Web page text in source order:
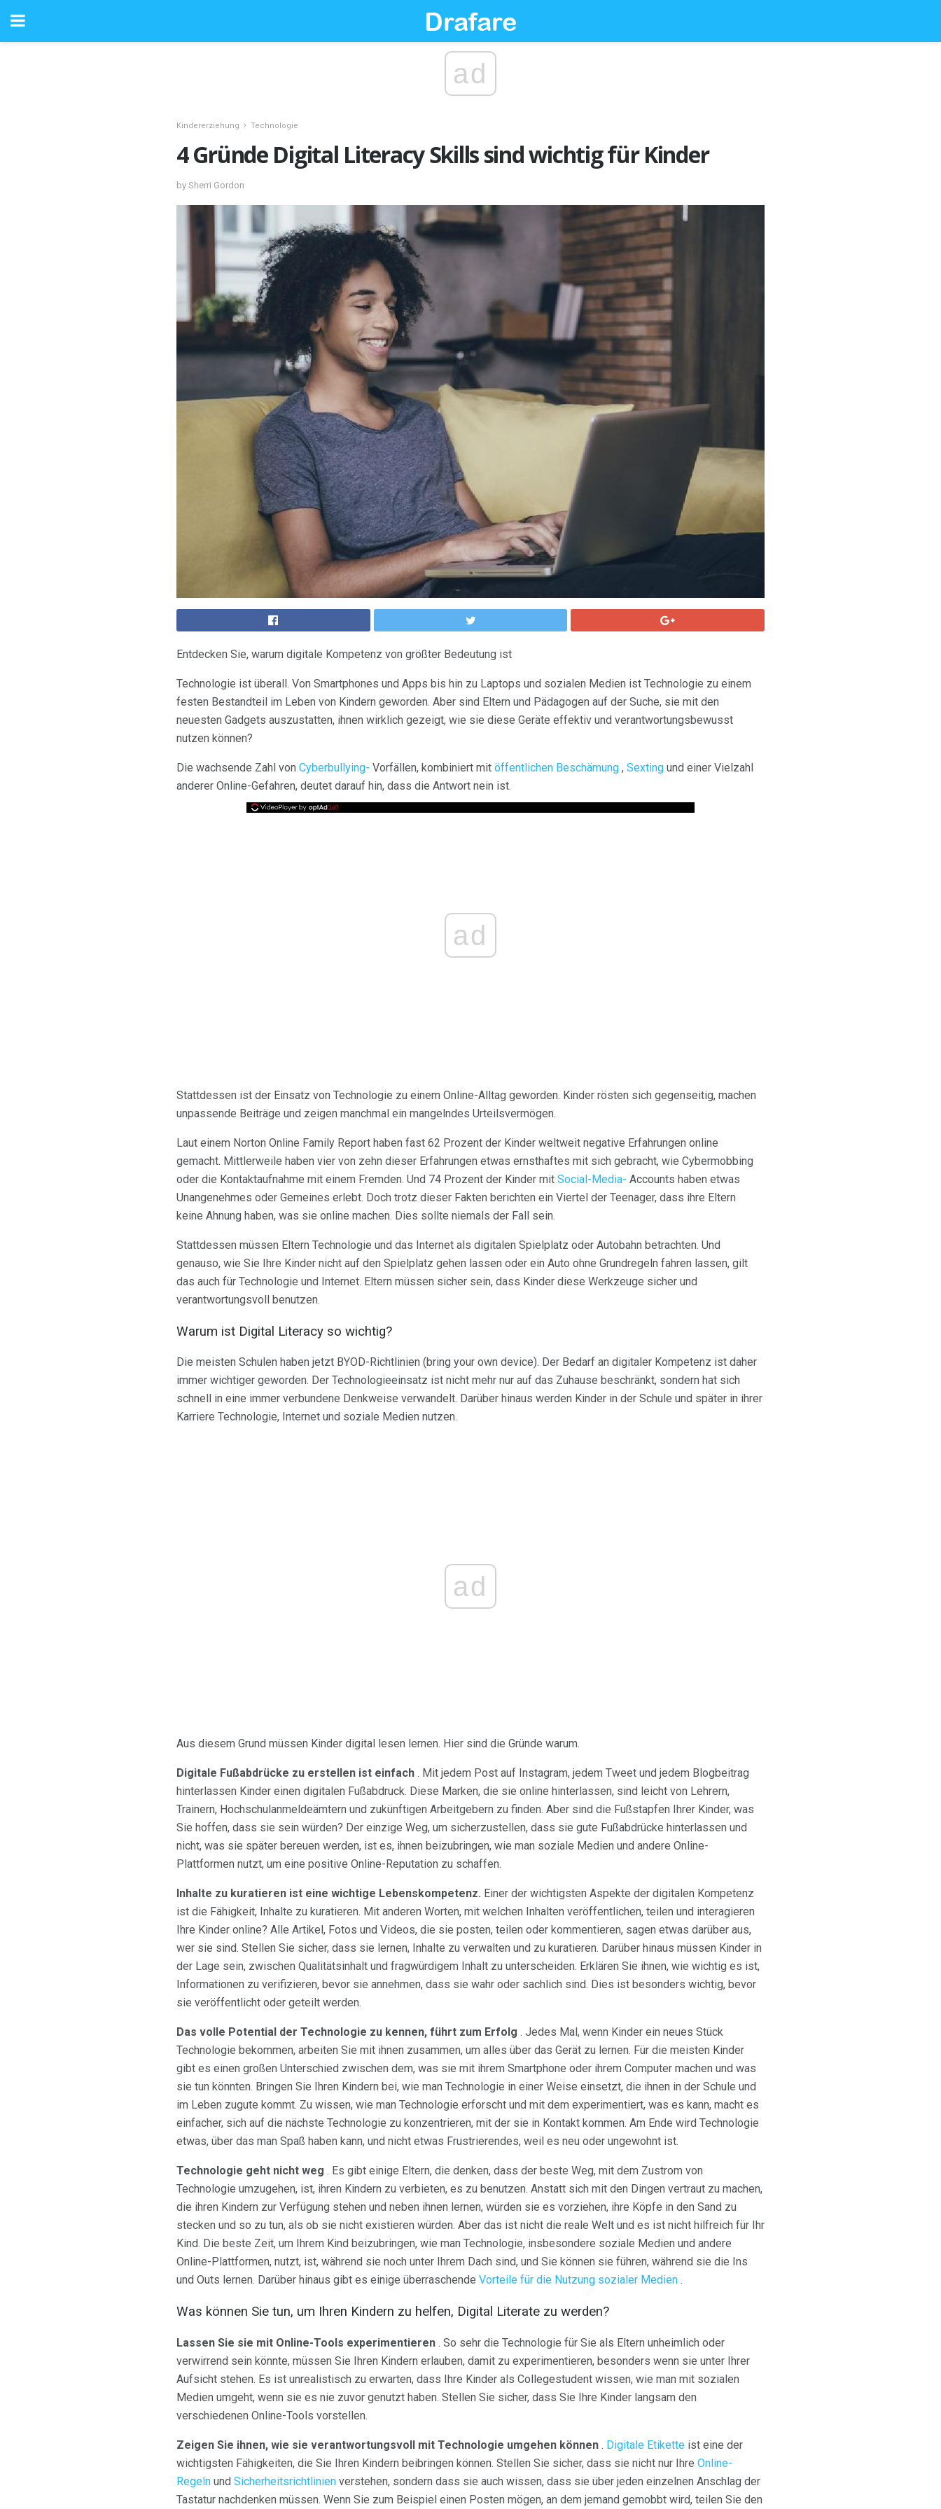
ad
Kindererziehung Technologie
4 Gründe Digital Literacy Skills sind wichtig für Kinder
by Sherri Gordon
Entdecken Sie, warum digitale Kompetenz von größter Bedeutung ist
Technologie ist überall. Von Smartphones und Apps bis hin zu Laptops und sozialen Medien ist Technologie zu einem
festen Bestandteil im Leben von Kindern geworden. Aber sind Eltern und Pädagogen auf der Suche, sie mit den
neuesten Gadgets auszustatten, ihnen wirklich gezeigt, wie sie diese Geräte effektiv und verantwortungsbewusst
nutzen können?
Die wachsende Zahl von Cyberbullying- Vorfällen, kombiniert mit öffentlichen Beschämung , Sexting und einer Vielzahl
anderer Online-Gefahren, deutet darauf hin, dass die Antwort nein ist.
ad
Stattdessen ist der Einsatz von Technologie zu einem Online-Alltag geworden. Kinder rösten sich gegenseitig, machen
unpassende Beiträge und zeigen manchmal ein mangelndes Urteilsvermögen.
Laut einem Norton Online Family Report haben fast 62 Prozent der Kinder weltweit negative Erfahrungen online
gemacht. Mittlerweile haben vier von zehn dieser Erfahrungen etwas ernsthaftes mit sich gebracht, wie Cybermobbing
oder die Kontaktaufnahme mit einem Fremden. Und 74 Prozent der Kinder mit Social-Media- Accounts haben etwas
Unangenehmes oder Gemeines erlebt. Doch trotz dieser Fakten berichten ein Viertel der Teenager, dass ihre Eltern
keine Ahnung haben, was sie online machen. Dies sollte niemals der Fall sein.
Stattdessen müssen Eltern Technologie und das Internet als digitalen Spielplatz oder Autobahn betrachten. Und
genauso, wie Sie Ihre Kinder nicht auf den Spielplatz gehen lassen oder ein Auto ohne Grundregeln fahren lassen, gilt
das auch für Technologie und Internet. Eltern müssen sicher sein, dass Kinder diese Werkzeuge sicher und
verantwortungsvoll benutzen.
Warum ist Digital Literacy so wichtig?
Die meisten Schulen haben jetzt BYOD-Richtlinien (bring your own device). Der Bedarf an digitaler Kompetenz ist daher
immer wichtiger geworden. Der Technologieeinsatz ist nicht mehr nur auf das Zuhause beschränkt, sondern hat sich
schnell in eine immer verbundene Denkweise verwandelt. Darüber hinaus werden Kinder in der Schule und später in ihrer
Karriere Technologie, Internet und soziale Medien nutzen.
ad
Aus diesem Grund müssen Kinder digital lesen lernen. Hier sind die Gründe warum.
Digitale Fußabdrücke zu erstellen ist einfach . Mit jedem Post auf Instagram, jedem Tweet und jedem Blogbeitrag
hinterlassen Kinder einen digitalen Fußabdruck. Diese Marken, die sie online hinterlassen, sind leicht von Lehrern,
Trainern, Hochschulanmeldeämtern und zukünftigen Arbeitgebern zu finden. Aber sind die Fußstapfen Ihrer Kinder, was
Sie hoffen, dass sie sein würden? Der einzige Weg, um sicherzustellen, dass sie gute Fußabdrücke hinterlassen und
nicht, was sie später bereuen werden, ist es, ihnen beizubringen, wie man soziale Medien und andere Online-
Plattformen nutzt, um eine positive Online-Reputation zu schaffen.
Inhalte zu kuratieren ist eine wichtige Lebenskompetenz. Einer der wichtigsten Aspekte der digitalen Kompetenz
ist die Fähigkeit, Inhalte zu kuratieren. Mit anderen Worten, mit welchen Inhalten veröffentlichen, teilen und interagieren
Ihre Kinder online? Alle Artikel, Fotos und Videos, die sie posten, teilen oder kommentieren, sagen etwas darüber aus,
wer sie sind. Stellen Sie sicher, dass sie lernen, Inhalte zu verwalten und zu kuratieren. Darüber hinaus müssen Kinder in
der Lage sein, zwischen Qualitätsinhalt und fragwürdigem Inhalt zu unterscheiden. Erklären Sie ihnen, wie wichtig es ist,
Informationen zu verifizieren, bevor sie annehmen, dass sie wahr oder sachlich sind. Dies ist besonders wichtig, bevor
sie veröffentlicht oder geteilt werden.
Das volle Potential der Technologie zu kennen, führt zum Erfolg . Jedes Mal, wenn Kinder ein neues Stück
Technologie bekommen, arbeiten Sie mit ihnen zusammen, um alles über das Gerät zu lernen. Für die meisten Kinder
gibt es einen großen Unterschied zwischen dem, was sie mit ihrem Smartphone oder ihrem Computer machen und was
sie tun könnten. Bringen Sie Ihren Kindern bei, wie man Technologie in einer Weise einsetzt, die ihnen in der Schule und
im Leben zugute kommt. Zu wissen, wie man Technologie erforscht und mit dem experimentiert, was es kann, macht es
einfacher, sich auf die nächste Technologie zu konzentrieren, mit der sie in Kontakt kommen. Am Ende wird Technologie
etwas, über das man Spaß haben kann, und nicht etwas Frustrierendes, weil es neu oder ungewohnt ist.
Technologie geht nicht weg . Es gibt einige Eltern, die denken, dass der beste Weg, mit dem Zustrom von
Technologie umzugehen, ist, ihren Kindern zu verbieten, es zu benutzen. Anstatt sich mit den Dingen vertraut zu machen,
die ihren Kindern zur Verfügung stehen und neben ihnen lernen, würden sie es vorziehen, ihre Köpfe in den Sand zu
stecken und so zu tun, als ob sie nicht existieren würden. Aber das ist nicht die reale Welt und es ist nicht hilfreich für Ihr
Kind. Die beste Zeit, um Ihrem Kind beizubringen, wie man Technologie, insbesondere soziale Medien und andere
Online-Plattformen, nutzt, ist, während sie noch unter Ihrem Dach sind, und Sie können sie führen, während sie die Ins
und Outs lernen. Darüber hinaus gibt es einige überraschende Vorteile für die Nutzung sozialer Medien .
Was können Sie tun, um Ihren Kindern zu helfen, Digital Literate zu werden?
Lassen Sie sie mit Online-Tools experimentieren . So sehr die Technologie für Sie als Eltern unheimlich oder
verwirrend sein könnte, müssen Sie Ihren Kindern erlauben, damit zu experimentieren, besonders wenn sie unter Ihrer
Aufsicht stehen. Es ist unrealistisch zu erwarten, dass Ihre Kinder als Collegestudent wissen, wie man mit sozialen
Medien umgeht, wenn sie es nie zuvor genutzt haben. Stellen Sie sicher, dass Sie Ihre Kinder langsam den
verschiedenen Online-Tools vorstellen.
Zeigen Sie ihnen, wie sie verantwortungsvoll mit Technologie umgehen können . Digitale Etikette ist eine der
wichtigsten Fähigkeiten, die Sie Ihren Kindern beibringen können. Stellen Sie sicher, dass sie nicht nur Ihre Online-
Regeln und Sicherheitsrichtlinien verstehen, sondern dass sie auch wissen, dass sie über jeden einzelnen Anschlag der
Tastatur nachdenken müssen. Wenn Sie zum Beispiel einen Posten mögen, an dem jemand gemobbt wird, teilen Sie den